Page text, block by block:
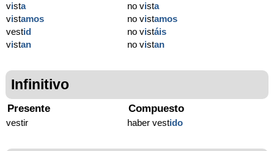
vista
vistamos
vestid
vistan
no vista
no vistamos
no vistáis
no vistan
Infinitivo
Presente
vestir
Compuesto
haber vestido